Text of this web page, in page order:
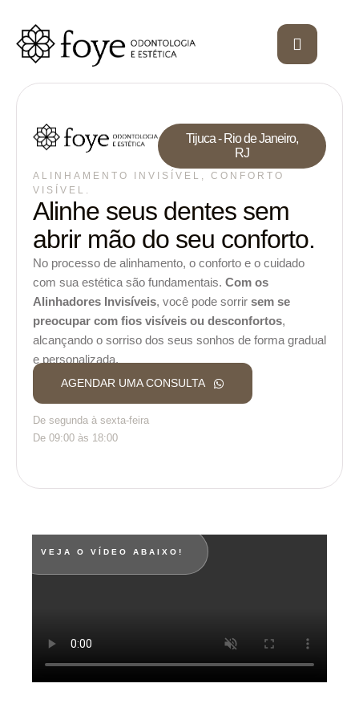
Tijuca - Rio de Janeiro,
RJ
ALINHAMENTO INVISÍVEL, CONFORTO
VISÍVEL.
Alinhe seus dentes sem
abrir mão do seu conforto.
No processo de alinhamento, o conforto e o cuidado
com sua estética são fundamentais. Com os
Alinhadores Invisíveis, você pode sorrir sem se
preocupar com fios visíveis ou desconfortos,
alcançando o sorriso dos seus sonhos de forma gradual
e personalizada.
AGENDAR UMA CONSULTA
De segunda à sexta-feira
De 09:00 às 18:00
VEJA O VÍDEO ABAIXO!